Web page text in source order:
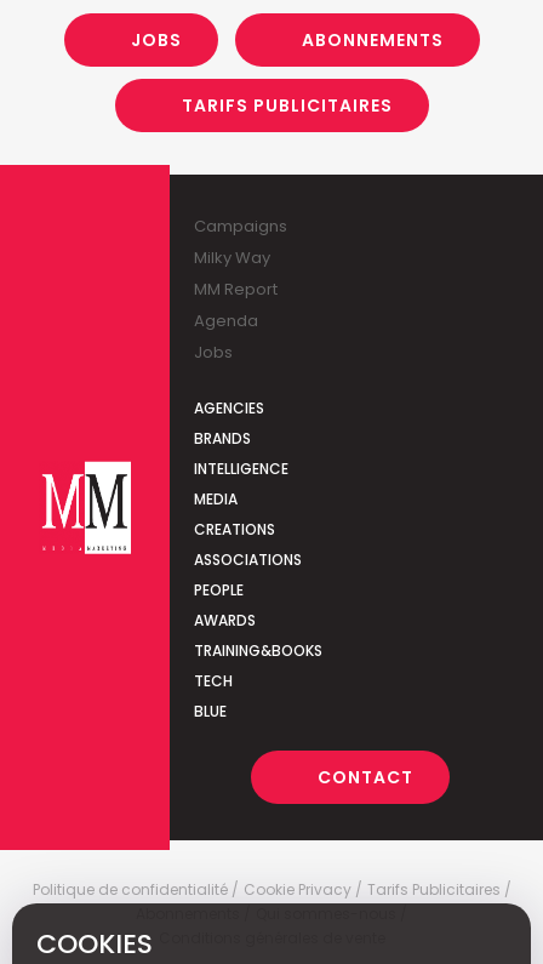
JOBS ABONNEMENTS
TARIFS PUBLICITAIRES
Campaigns
Milky Way
MM Report
Agenda
Jobs
AGENCIES
BRANDS
INTELLIGENCE
MEDIA
CREATIONS
ASSOCIATIONS
PEOPLE
AWARDS
TRAINING&BOOKS
TECH
BLUE
CONTACT
Politique de confidentialité Cookie Privacy
Tarifs Publicitaires
COOKIES